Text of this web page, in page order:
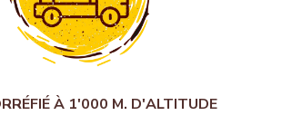
À 1'000 M. D'ALTITUDE